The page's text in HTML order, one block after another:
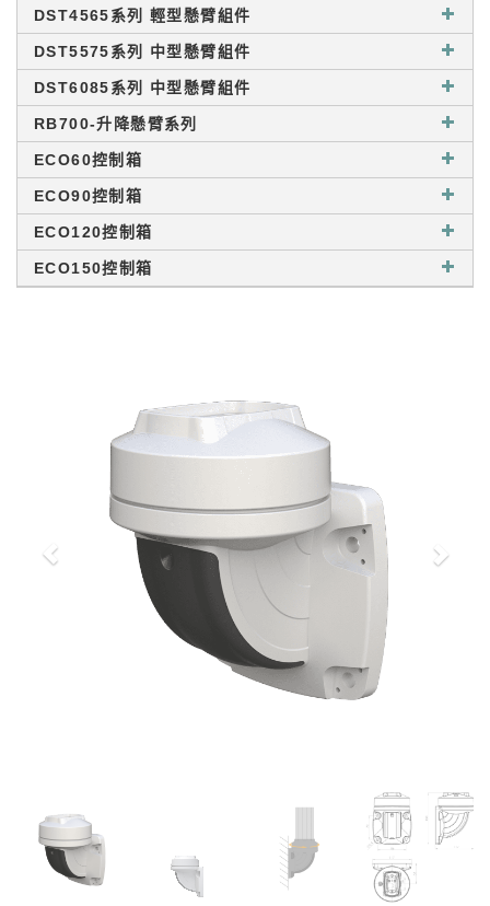
DST4565系列 輕型懸臂組件
DST5575系列 中型懸臂組件
DST6085系列 中型懸臂組件
RB700-升降懸臂系列
ECO60控制箱
ECO90控制箱
ECO120控制箱
ECO150控制箱